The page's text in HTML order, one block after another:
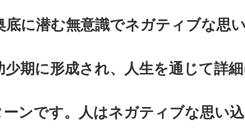
に潜む無意識でネガティブな思い
期に形成され、人生を通じて詳
ンです。人はネガティブな思い